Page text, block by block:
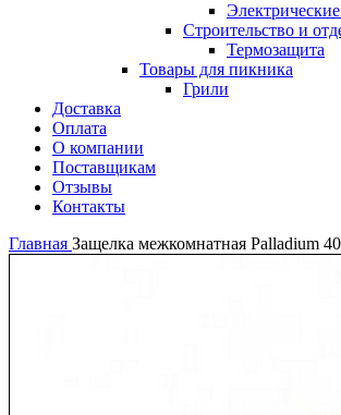
Строительство и
Термозащита
Товары для пикника
Грили
Доставка
Оплата
О компании
Поставщикам
Отзывы
Контакты
Главная Защелка межкомнатная Palladium